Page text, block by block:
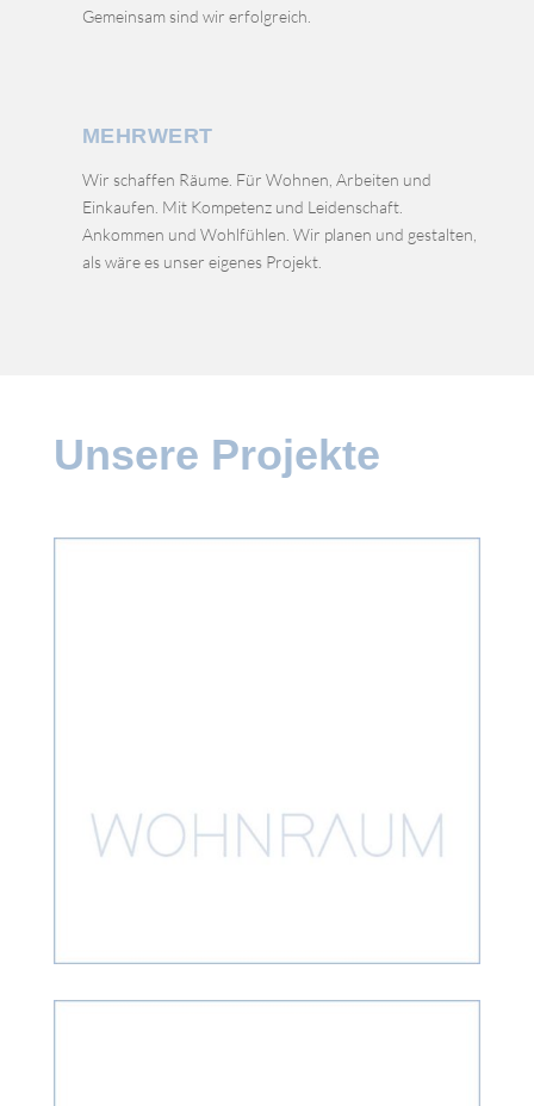
Gemeinsam sind wir erfolgreich.
MEHRWERT
Wir schaffen Räume. Für Wohnen, Arbeiten und
Einkaufen. Mit Kompetenz und Leidenschaft.
Ankommen und Wohlfühlen. Wir planen und gestalten,
als wäre es unser eigenes Projekt.
Unsere Projekte